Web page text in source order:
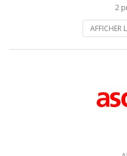
2
AFFICHER